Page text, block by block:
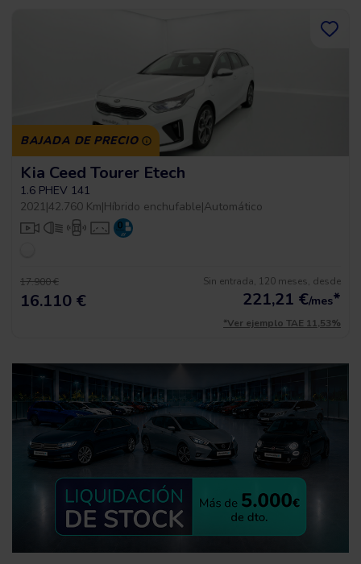
BAJADA DE PRECIO
Kia Ceed Tourer Etech
1.6 PHEV 141
2021|42.760 Km|Híbrido enchufable|Automático
17.900 €
16.110 €
Sin entrada, 120 meses, desde
221,21 €/mes*
*Ver ejemplo TAE 11,53%